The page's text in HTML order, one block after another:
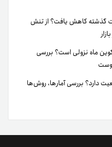
رمزارزها در ۲۴ ساعت گذشته کاهش یافت؟ از تنش
ماه نزولی است؟ بررسی
دارد؟ بررسی آمارها، روش‌ها